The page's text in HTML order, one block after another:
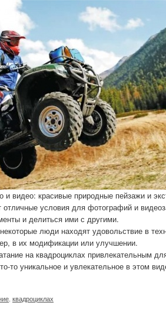
и видео: красивые природные пейзажи и
отличные условия для фотографий и
и делиться ими с другими.
люди находят удовольствие в
в их модификации или улучшении.
на квадроциклах привлекательным
то уникальное и увлекательное в этом
квадроциклах